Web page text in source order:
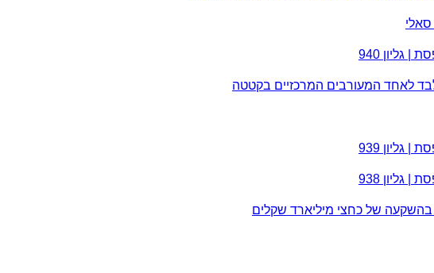
940
לאחד המעורבים המרכזיים בקטטה
939
938
בהשקעה של כחצי מיליארד שקלים